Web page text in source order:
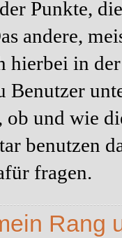
Punkte,
andere,
hierbei in
Benutzer
ob und wie
benutzen
fragen.
Rang